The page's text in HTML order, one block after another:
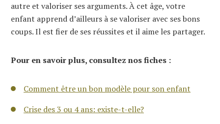
autre et valoriser ses arguments. À cet âge, votre
enfant apprend d’ailleurs à se valoriser avec ses bons
coups. Il est fier de ses réussites et il aime les partager.
Pour en savoir plus, consultez nos fiches :
Comment être un bon modèle pour son enfant
Crise des 3 ou 4 ans: existe-t-elle?